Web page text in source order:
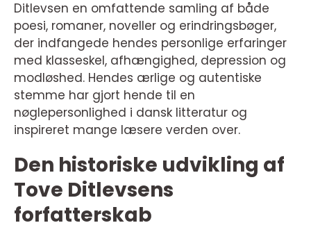
Ditlevsen en omfattende samling af både
poesi, romaner, noveller og erindringsbøger,
der indfangede hendes personlige erfaringer
med klasseskel, afhængighed, depression og
modløshed. Hendes ærlige og autentiske
stemme har gjort hende til en
nøglepersonlighed i dansk litteratur og
inspireret mange læsere verden over.
Den historiske udvikling af
Tove Ditlevsens
forfatterskab